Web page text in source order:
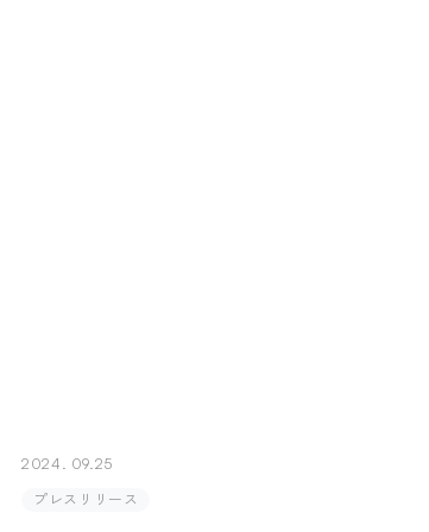
2024. 09.25
プレスリリース